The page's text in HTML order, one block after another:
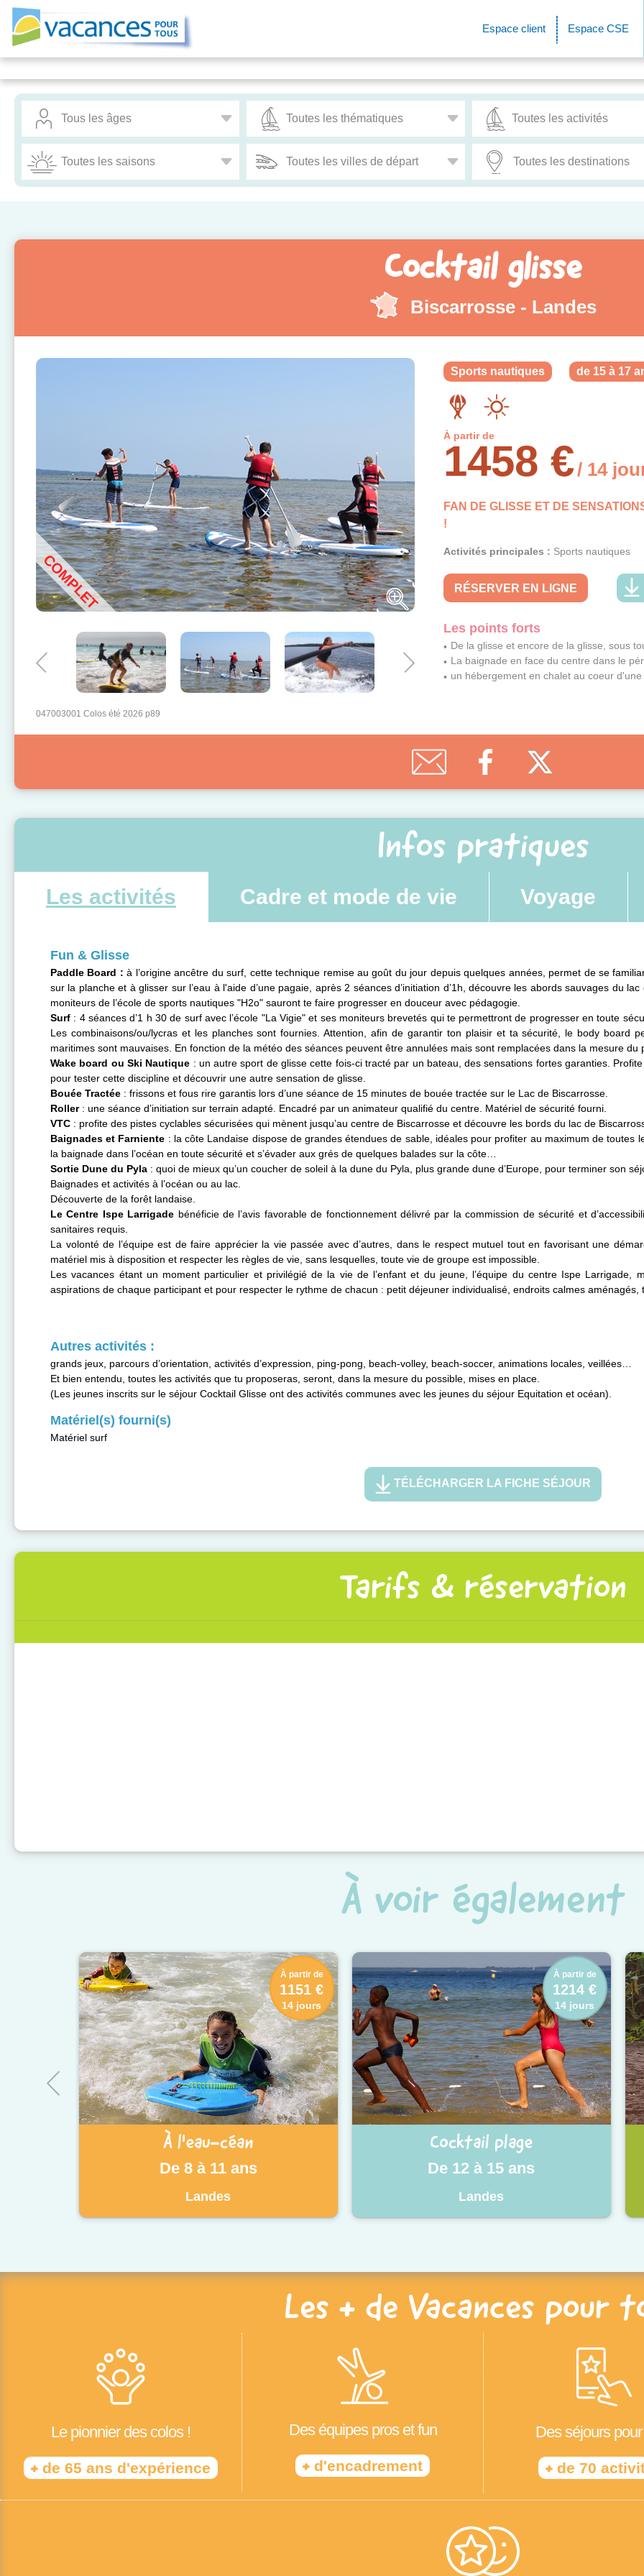
Espace client Espace CSE
Cocktail glisse
Biscarrosse - Landes
COMPLET
047003001 Colos été 2026 p89
Sports nautiques de 15 à 17
À partir de
1458 €/ 14
FAN DE GLISSE ET DE
!
Activités principales : Sports nautiques
RÉSERVER EN LIGNE
Les points forts
De la glisse et encore de la glisse, sous
La baignade en face du centre dans le
un hébergement en chalet au coeur d'une
Infos pratiques
Les activités Cadre et mode de vie Voyage
Fun & Glisse
Paddle Board : à l’origine ancêtre du surf, cette technique remise au goût du jour depuis quelques années, permet de se
sur la planche et à glisser sur l’eau à l'aide d’une pagaie, après 2 séances d’initiation d’1h, découvre les abords sauvages du
moniteurs de l’école de sports nautiques "H2o" sauront te faire progresser en douceur avec pédagogie.
Surf : 4 séances d’1 h 30 de surf avec l’école "La Vigie" et ses moniteurs brevetés qui te permettront de progresser en toute
Les combinaisons/ou/lycras et les planches sont fournies. Attention, afin de garantir ton plaisir et ta sécurité, le body board
maritimes sont mauvaises. En fonction de la météo des séances peuvent être annulées mais sont remplacées dans la mesure du
Wake board ou Ski Nautique : un autre sport de glisse cette fois-ci tracté par un bateau, des sensations fortes garanties.
pour tester cette discipline et découvrir une autre sensation de glisse.
Bouée Tractée : frissons et fous rire garantis lors d’une séance de 15 minutes de bouée tractée sur le Lac de Biscarrosse.
Roller : une séance d’initiation sur terrain adapté. Encadré par un animateur qualifié du centre. Matériel de sécurité fourni.
VTC : profite des pistes cyclables sécurisées qui mènent jusqu’au centre de Biscarrosse et découvre les bords du lac de
Baignades et Farniente : la côte Landaise dispose de grandes étendues de sable, idéales pour profiter au maximum de toutes
la baignade dans l’océan en toute sécurité et s’évader aux grés de quelques balades sur la côte…
Sortie Dune du Pyla : quoi de mieux qu’un coucher de soleil à la dune du Pyla, plus grande dune d’Europe, pour terminer son
Baignades et activités à l’océan ou au lac.
Découverte de la forêt landaise.
Le Centre Ispe Larrigade bénéficie de l’avis favorable de fonctionnement délivré par la commission de sécurité et
sanitaires requis.
La volonté de l’équipe est de faire apprécier la vie passée avec d’autres, dans le respect mutuel tout en favorisant une
matériel mis à disposition et respecter les règles de vie, sans lesquelles, toute vie de groupe est impossible.
Les vacances étant un moment particulier et privilégié de la vie de l’enfant et du jeune, l’équipe du centre Ispe
aspirations de chaque participant et pour respecter le rythme de chacun : petit déjeuner individualisé, endroits calmes
Autres activités :
grands jeux, parcours d’orientation, activités d’expression, ping-pong, beach-volley, beach-soccer, animations locales, veillées…
Et bien entendu, toutes les activités que tu proposeras, seront, dans la mesure du possible, mises en place.
(Les jeunes inscrits sur le séjour Cocktail Glisse ont des activités communes avec les jeunes du séjour Equitation et océan).
Matériel(s) fourni(s)
Matériel surf
TÉLÉCHARGER LA FICHE SÉJOUR
Tarifs & réservation
À voir également
À l'eau-céan
De 8 à 11 ans
Landes
À partir de
1151 €
14 jours
Cocktail plage
De 12 à 15 ans
Landes
À partir de
1214 €
14 jours
Les + de Vacances pour
Le pionnier des colos !
+ de 65 ans d'expérience
Des équipes pros et fun
+ d'encadrement
Des séjours
+de 70